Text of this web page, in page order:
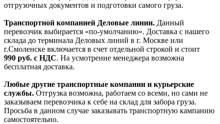
отгрузочных документов и подготовки самого груза.
Транспортной компанией Деловые линии. Данный
перевозчик выбирается «по-умолчанию». Доставка с нашего
склада до терминала Деловых линий в г. Москве или
г.Смоленске включается в счет отдельной строкой и стоит
990 руб. с НДС. На усмотрение менеджера возможна
бесплатная доставка.
Любые другие транспортные компании и курьерские
службы. Отгрузка возможна, работаем со всеми, но сами не
заказываем перевозчика к себе на склад для забора груза.
Просьба в данном случае заказывать транспортную кампанию
самостоятельно.